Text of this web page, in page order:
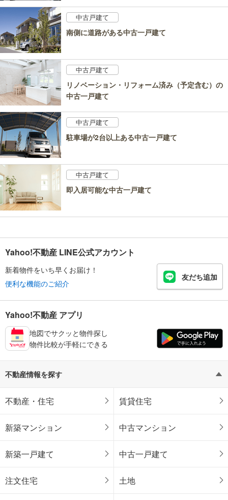
中古戸建て
南側に道路がある中古一戸建て
中古戸建て
リノベーション・リフォーム済み（予定含む）の
中古一戸建て
中古戸建て
駐車場が2台以上ある中古一戸建て
中古戸建て
即入居可能な中古一戸建て
Yahoo!不動産 LINE公式アカウント
新着物件をいち早くお届け！
便利な機能のご紹介
友だち追加
Yahoo!不動産 アプリ
地図でサクッと物件探し
物件比較が手軽にできる
不動産情報を探す
不動産・住宅 賃貸住宅
新築マンション 中古マンション
新築一戸建て 中古一戸建て
注文住宅 土地